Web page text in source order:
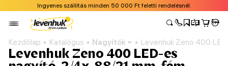
Ingyenes szállítás minden 50 000 Ft feletti rendelésnél.
Kezdőlap Katalógus Nagyítók Levenhuk Zeno 400
Levenhuk Zeno 400 LED-es